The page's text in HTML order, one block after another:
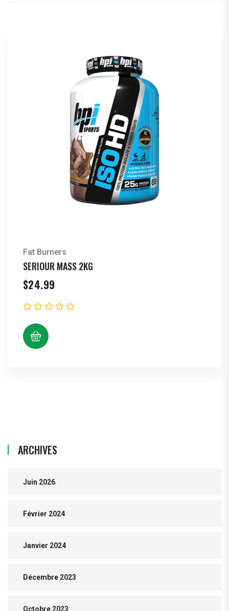
Fat Burners
SERIOUR MASS 2KG
$24.99
ARCHIVES
Juin 2026
Février 2024
Janvier 2024
Décembre 2023
Octobre 2023